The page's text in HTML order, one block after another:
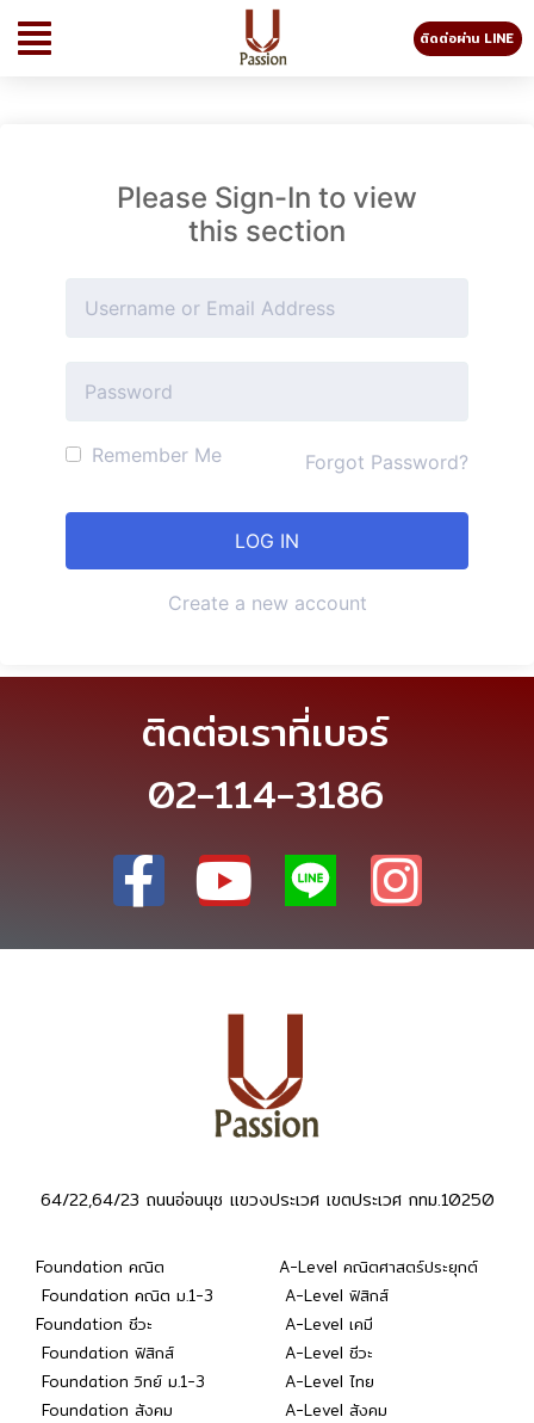
ติดต่อผ่าน LINE
Please Sign-In to view
this section
Remember Me Forgot Password?
Create a new account
ติดต่อเราที่เบอร์
02-114-3186
64/22,64/23 ถนนอ่อนนุช แขวงประเวศ เขตประเวศ กทม.10250
Foundation คณิต
Foundation คณิต ม.1-3
Foundation ชีวะ
Foundation ฟิสิกส์
Foundation วิทย์ ม.1-3
Foundation สังคม
A-Level คณิตศาสตร์ประยุกต์
A-Level ฟิสิกส์
A-Level เคมี
A-Level ชีวะ
A-Level ไทย
A-Level สังคม